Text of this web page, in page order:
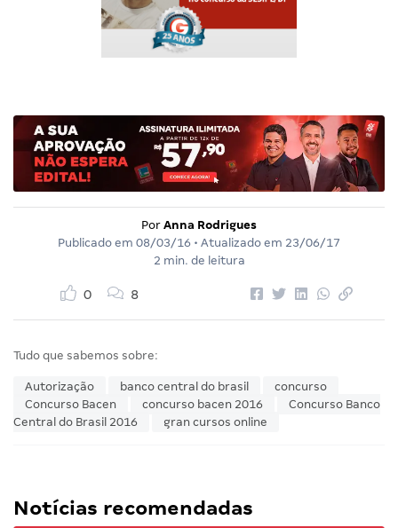
Por Anna Rodrigues
Publicado em 08/03/16 • Atualizado em 23/06/17
2 min. de leitura
0 8
Tudo que sabemos sobre:
Autorização banco central do brasil
concurso
Concurso Bacen
concurso bacen 2016
Concurso Banco
Central do Brasil 2016
gran cursos online
Notícias recomendadas